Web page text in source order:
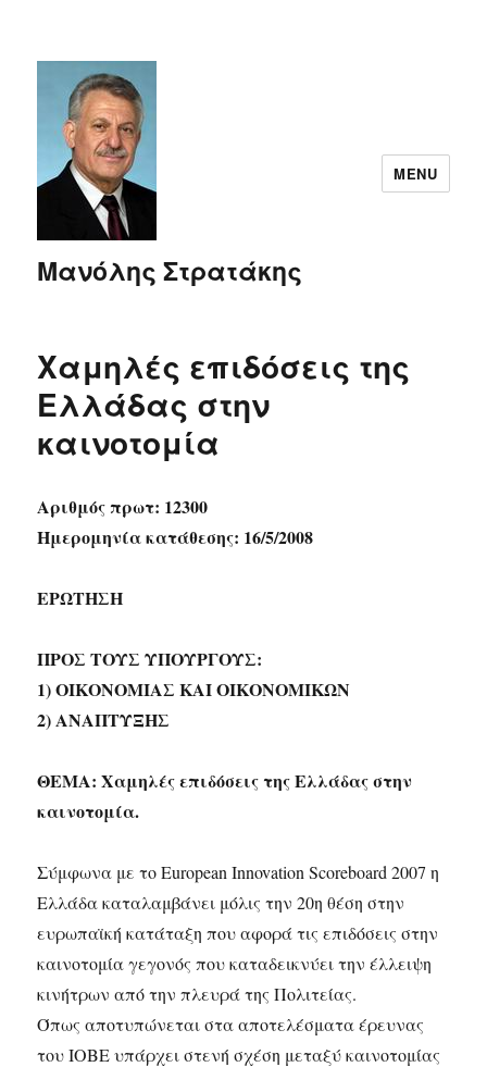
Μανόλης Στρατάκης
MENU
Χαμηλές επιδόσεις της
Ελλάδας στην
καινοτομία
Αριθμός πρωτ: 12300
Ημερομηνία κατάθεσης: 16/5/2008
ΕΡΩΤΗΣΗ
ΠΡΟΣ ΤΟΥΣ ΥΠΟΥΡΓΟΥΣ:
1) ΟΙΚΟΝΟΜΙΑΣ ΚΑΙ ΟΙΚΟΝΟΜΙΚΩΝ
2) ΑΝΑΠΤΥΞΗΣ
ΘΕΜΑ: Χαμηλές επιδόσεις της Ελλάδας στην
καινοτομία.
Σύμφωνα με το European Innovation Scoreboard 2007 η
Ελλάδα καταλαμβάνει μόλις την 20η θέση στην
ευρωπαϊκή κατάταξη που αφορά τις επιδόσεις στην
καινοτομία γεγονός που καταδεικνύει την έλλειψη
κινήτρων από την πλευρά της Πολιτείας.
Όπως αποτυπώνεται στα αποτελέσματα έρευνας
του ΙΟΒΕ υπάρχει στενή σχέση μεταξύ καινοτομίας